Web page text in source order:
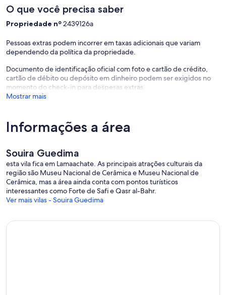
O que você precisa saber
Propriedade nº2439126a
Pessoas extras podem incorrer em taxas adicionais que variam
dependendo da política da propriedade.
Documento de identificação oficial com foto e cartão de crédito,
cartão de débito ou depósito em dinheiro podem ser exigidos no
momento do check-in para despesas extras.
Mostrar mais
Informações a área
Souira Guedima
esta vila fica em Lamaachate. As principais atrações culturais da
região são Museu Nacional de Cerâmica e Museu Nacional de
Cerâmica, mas a área ainda conta com pontos turísticos
interessantes como Forte de Safi e Qasr al-Bahr.
Ver mais vilas - Souira Guedima